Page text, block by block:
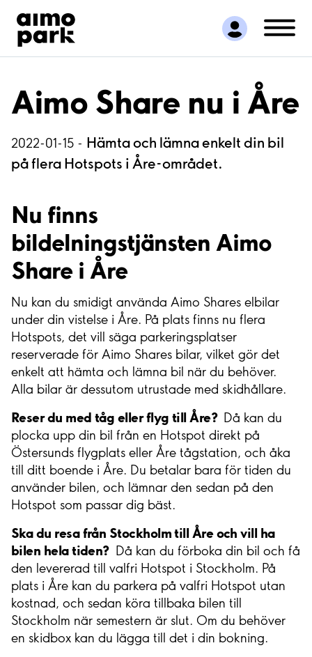
Hitta parkering
Samarbete
Kundservice
Om Aimo Park
Aimo Share nu i Åre
2022-01-15 - Hämta och lämna enkelt din bil
på flera Hotspots i Åre-området.
Nu finns
bildelningstjänsten Aimo
Share i Åre
Nu kan du smidigt använda Aimo Shares elbilar
under din vistelse i Åre. På plats finns nu flera
Hotspots, det vill säga parkeringsplatser
reserverade för Aimo Shares bilar, vilket gör det
enkelt att hämta och lämna bil när du behöver.
Alla bilar är dessutom utrustade med skidhållare.
Reser du med tåg eller flyg till Åre?Då kan du
plocka upp din bil från en Hotspot direkt på
Östersunds flygplats eller Åre tågstation, och åka
till ditt boende i Åre. Du betalar bara för tiden du
använder bilen, och lämnar den sedan på den
Hotspot som passar dig bäst.
Ska du resa från Stockholm till Åre och vill ha
bilen hela tiden?Då kan du förboka din bil och få
den levererad till valfri Hotspot i Stockholm. På
plats i Åre kan du parkera på valfri Hotspot utan
kostnad, och sedan köra tillbaka bilen till
Stockholm när semestern är slut. Om du behöver
en skidbox kan du lägga till det i din bokning.